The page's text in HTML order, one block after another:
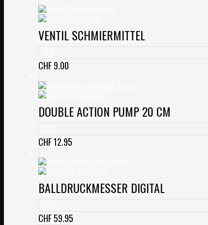
VENTIL SCHMIERMITTEL
CHF9.00
DOUBLE ACTION PUMP 20 CM
CHF12.95
BALLDRUCKMESSER DIGITAL
CHF59.95